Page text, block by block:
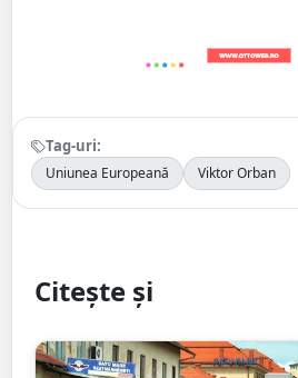
Tag-uri:
Uniunea Europeană Viktor Orban
Citește și